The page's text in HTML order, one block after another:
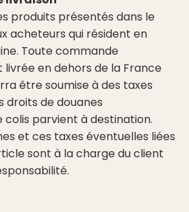
produits présentés dans le
acheteurs qui résident en
Toute commande
livrée en dehors de la France
être soumise à des taxes
droits de douanes
colis parvient à destination.
et ces taxes éventuelles liées
sont à la charge du client